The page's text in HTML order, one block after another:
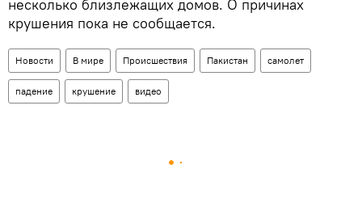
несколько близлежащих домов. О причинах
крушения пока не сообщается.
Новости В мире Происшествия Пакистан самолет
падение крушение видео